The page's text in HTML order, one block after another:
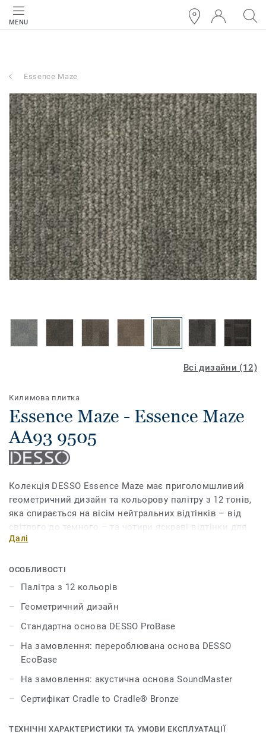
MENU
Essence Maze
Всі дизайни (12)
Килимова плитка
Essence Maze - Essence Maze
AA93 9505
Колекція DESSO Essence Maze має приголомшливий
геометричний дизайн та кольорову палітру з 12 тонів,
яка спирається на вісім нейтральних відтінків – від
світлого до темного – та чотири яскраві відтінки для
створення цікавих акцентів. Спокійні антрацитово-сірі
приголомшливими червоними, зеленими та темно-
синіми, що дає безмежні можливості для творчості під
час роботи над інтер’єром вашого приміщення.
Колекція є частиною родини покриттів DESSO Essence
і комбінується з колекціями DESSO Essence, DESSO
Далі
ОСОБЛИВОСТІ
Палітра з 12 кольорів
Геометричний дизайн
Стандартна основа DESSO ProBase
На замовлення: перероблювана основа DESSO
EcoBase
На замовлення: акустична основа SoundMaster
Сертифікат Cradle to Cradle® Bronze
ТЕХНІЧНІ ХАРАКТЕРИСТИКИ ТА УМОВИ ЕКСПЛУАТАЦІЇ